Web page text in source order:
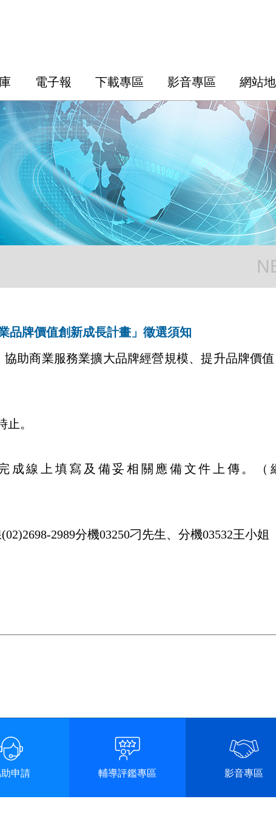
電子報 下載專區 影音專區 網站
品牌價值創新成長計畫」徵選須知
助商業服務業擴大品牌經營規模、提升品牌價
。
線上填寫及備妥相關應備文件上傳。（
2989分機03250刁先生、分機03532王小姐
申請 輔導評鑑專區 影音專區